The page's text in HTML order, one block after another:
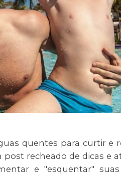
quentes para curtir e
recheado de dicas e
e "esquentar"